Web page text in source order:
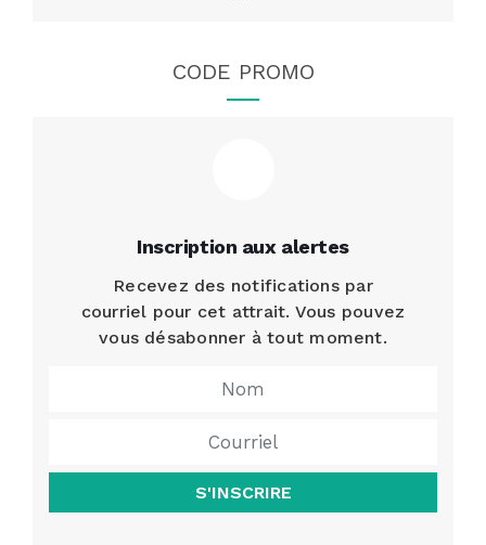
CODE PROMO
Inscription aux alertes
Recevez des notifications par
courriel pour cet attrait. Vous pouvez
vous désabonner à tout moment.
S'INSCRIRE